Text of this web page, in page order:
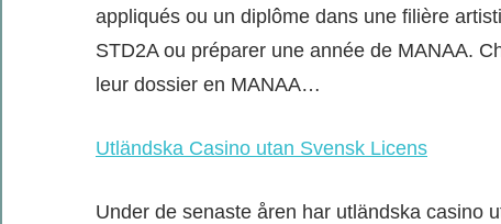
appliqués ou un diplôme dans une filière
STD2A ou préparer une année de MANAA.
leur dossier en MANAA…
Utländska Casino utan Svensk Licens
Under de senaste åren har utländska casino